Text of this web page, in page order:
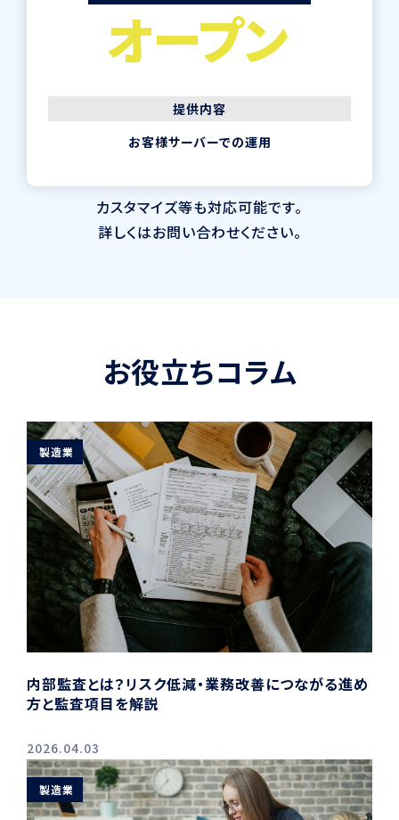
オープン
提供内容
お客様サーバーでの運用
カスタマイズ等も対応可能です。
詳しくはお問い合わせください。
お役立ちコラム
内部監査とは？リスク低減・業務改善につながる進め
方と監査項目を解説
製造業
2026.04.03
製造業